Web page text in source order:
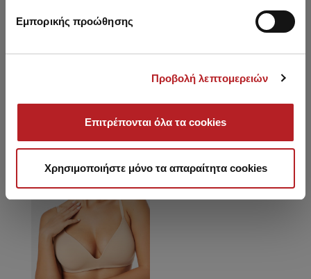
Εμπορικής προώθησης
Προβολή λεπτομερειών
Επιτρέπονται όλα τα cookies
Χρησιμοποιήστε μόνο τα απαραίτητα cookies
Είδατε πρόσφατα